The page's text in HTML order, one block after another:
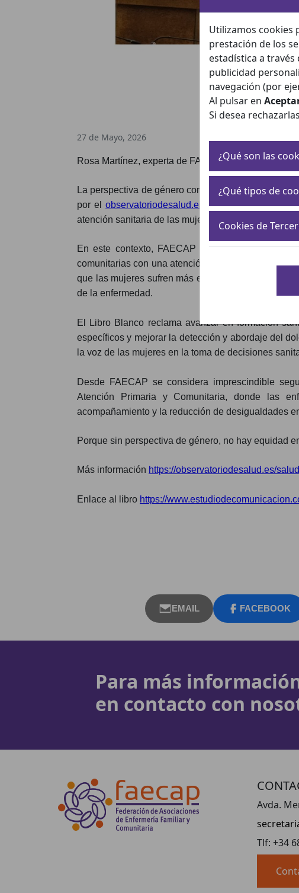
27 de Mayo, 2026
Rosa Martínez, experta de FAECAP en violencia
La perspectiva de género continúa siendo una
por el observatoriodesalud.es
, una obra colectiva
atención sanitaria de las mujeres.
En este contexto, FAECAP ha estado
comunitarias con una atención sanitaria más
que las mujeres sufren más enfermedades
de la enfermedad.
El Libro Blanco reclama avanzar en formación
específicos y mejorar la detección y abordaje del
la voz de las mujeres en la toma de decisiones
Desde FAECAP se considera imprescindible
Atención Primaria y Comunitaria, donde las
acompañamiento y la reducción de desigualdades
Porque sin perspectiva de género, no hay equidad
Más información https://observatoriodesalud.es/
Enlace al libro https://
EMAIL FACEBOOK
Para más
en contacto con
Avda.
Tlf: +34
Utilizamos cookies
prestación de los
estadística a
publicidad
navegación (por
Al pulsar en
Si desea
¿Qué son las
¿Qué tipos de
Cookies de